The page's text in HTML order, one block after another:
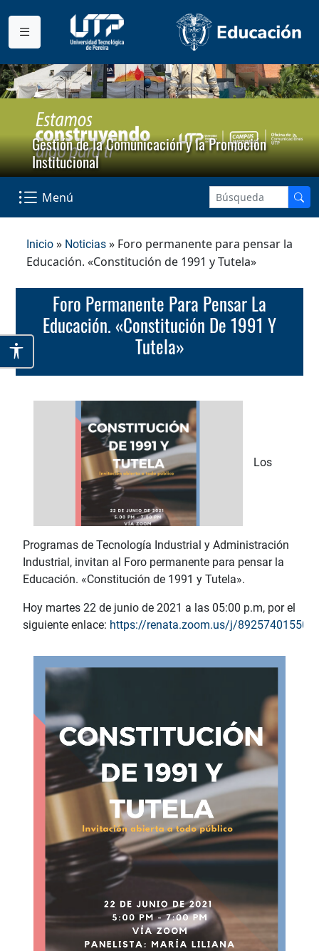
Gestión de la Comunicación y la Promoción
Institucional
Menú
Inicio » Noticias » Foro permanente para pensar la
Educación. «Constitución de 1991 y Tutela»
Foro Permanente Para Pensar La
Educación. «Constitución De 1991 Y
Tutela»
Los
Programas de Tecnología Industrial y Administración
Industrial, invitan al Foro permanente para pensar la
Educación. «Constitución de 1991 y Tutela».
Hoy martes 22 de junio de 2021 a las 05:00 p.m, por el
siguiente enlace: https://renata.zoom.us/j/89257401550